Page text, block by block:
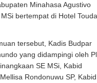
Minahasa Agustivo
bertempat di Hotel
tersebut, Kadis Budpar
yang didampingi oleh
SE MSi, Kabid
Rondonuwu SP, Kabid